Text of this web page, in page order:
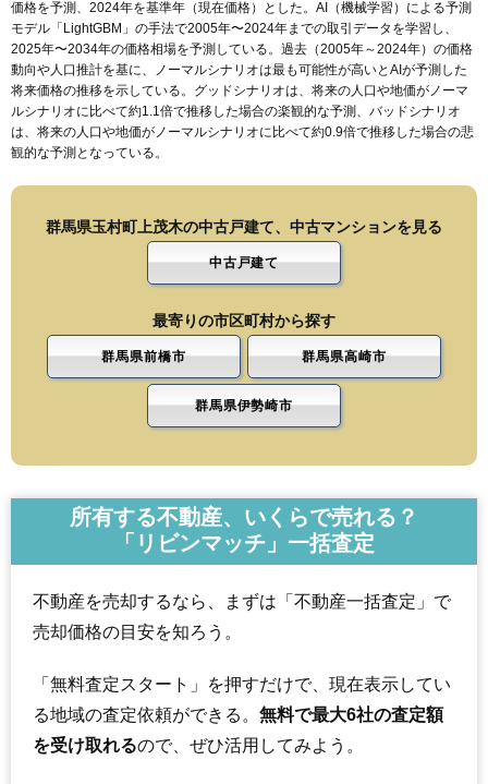
価格を予測、2024年を基準年（現在価格）とした。AI（機械学習）による予測
モデル「LightGBM」の手法で2005年〜2024年までの取引データを学習し、
2025年〜2034年の価格相場を予測している。過去（2005年～2024年）の価格
動向や人口推計を基に、ノーマルシナリオは最も可能性が高いとAIが予測した
将来価格の推移を示している。グッドシナリオは、将来の人口や地価がノーマ
ルシナリオに比べて約1.1倍で推移した場合の楽観的な予測、バッドシナリオ
は、将来の人口や地価がノーマルシナリオに比べて約0.9倍で推移した場合の悲
観的な予測となっている。
群馬県玉村町上茂木の中古戸建て、中古マンションを見る
中古戸建て
最寄りの市区町村から探す
群馬県前橋市 群馬県高崎市
群馬県伊勢崎市
所有する不動産、いくらで売れる？
「リビンマッチ」一括査定
不動産を売却するなら、まずは「不動産一括査定」で
売却価格の目安を知ろう。
「無料査定スタート」を押すだけで、現在表示してい
る地域の査定依頼ができる。 無料で最大6社の査定額
を受け取れるので、ぜひ活用してみよう。